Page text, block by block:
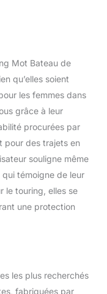
redessiné
stretch
le
naturel
Guêtre
redessinée
de
le TPU
de l’injection
microfibre
redessinée
de
Mot Bateau de
qu’elles soient
les femmes dans
grâce à leur
procurées par
pour des trajets en
souligne même
qui témoigne de leur
le touring, elles se
une protection
les plus recherchés
fabriquées par